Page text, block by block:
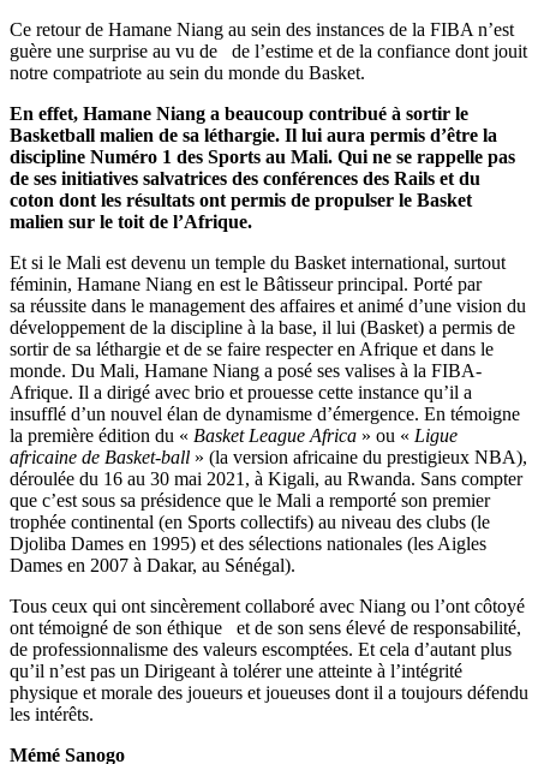
Ce retour de Hamane Niang au sein des instances de la FIBA n’est
guère une surprise au vu de de l’estime et de la confiance dont jouit
notre compatriote au sein du monde du Basket.
En effet, Hamane Niang a beaucoup contribué à sortir le
Basketball malien de sa léthargie. Il lui aura permis d’être la
discipline Numéro 1 des Sports au Mali. Qui ne se rappelle pas
de ses initiatives salvatrices des conférences des Rails et du
coton dont les résultats ont permis de propulser le Basket
malien sur le toit de l’Afrique.
Et si le Mali est devenu un temple du Basket international, surtout
féminin, Hamane Niang en est le Bâtisseur principal. Porté par
sa réussite dans le management des affaires et animé d’une vision du
développement de la discipline à la base, il lui (Basket) a permis de
sortir de sa léthargie et de se faire respecter en Afrique et dans le
monde. Du Mali, Hamane Niang a posé ses valises à la FIBA-
Afrique. Il a dirigé avec brio et prouesse cette instance qu’il a
insufflé d’un nouvel élan de dynamisme d’émergence. En témoigne
la première édition du « Basket League Africa » ou « Ligue
africaine de Basket-ball » (la version africaine du prestigieux NBA),
déroulée du 16 au 30 mai 2021, à Kigali, au Rwanda. Sans compter
que c’est sous sa présidence que le Mali a remporté son premier
trophée continental (en Sports collectifs) au niveau des clubs (le
Djoliba Dames en 1995) et des sélections nationales (les Aigles
Dames en 2007 à Dakar, au Sénégal).
Tous ceux qui ont sincèrement collaboré avec Niang ou l’ont côtoyé
ont témoigné de son éthique et de son sens élevé de responsabilité,
de professionnalisme des valeurs escomptées. Et cela d’autant plus
qu’il n’est pas un Dirigeant à tolérer une atteinte à l’intégrité
physique et morale des joueurs et joueuses dont il a toujours défendu
les intérêts.
Mémé Sanogo